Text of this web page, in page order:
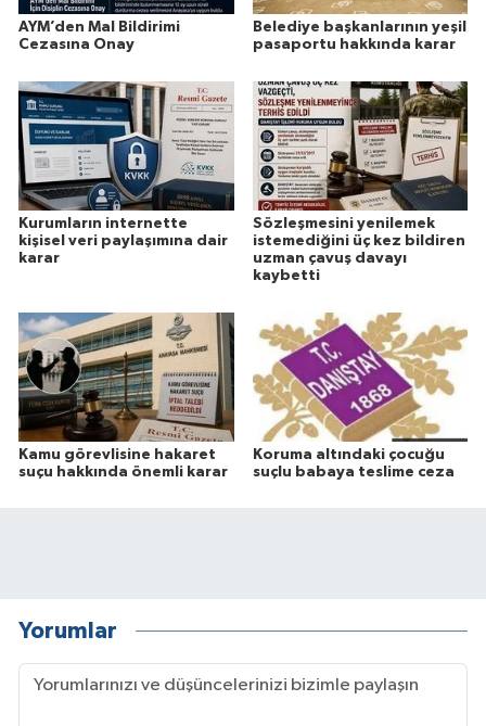
AYM’den Mal Bildirimi
Cezasına Onay
Belediye başkanlarının yeşil
pasaportu hakkında karar
Kurumların internette
kişisel veri paylaşımına dair
karar
Sözleşmesini yenilemek
istemediğini üç kez bildiren
uzman çavuş davayı
kaybetti
Kamu görevlisine hakaret
suçu hakkında önemli karar
Koruma altındaki çocuğu
suçlu babaya teslime ceza
Yorumlar